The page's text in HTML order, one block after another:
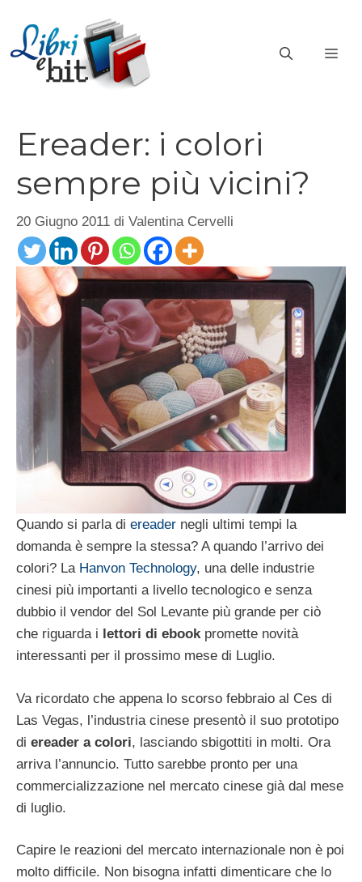
contenuto
Ereader: i colori
sempre più vicini?
20 Giugno 2011 di Valentina Cervelli
Quando si parla di ereader negli ultimi tempi la
domanda è sempre la stessa? A quando l’arrivo dei
colori? La Hanvon Technology, una delle industrie
cinesi più importanti a livello tecnologico e senza
dubbio il vendor del Sol Levante più grande per ciò
che riguarda i lettori di ebookpromette novità
interessanti per il prossimo mese di Luglio.
Va ricordato che appena lo scorso febbraio al Ces di
Las Vegas, l’industria cinese presentò il suo prototipo
di ereader a colori, lasciando sbigottiti in molti. Ora
arriva l’annuncio. Tutto sarebbe pronto per una
commercializzazione nel mercato cinese già dal mese
di luglio.
Capire le reazioni del mercato internazionale non è poi
molto difficile. Non bisogna infatti dimenticare che lo